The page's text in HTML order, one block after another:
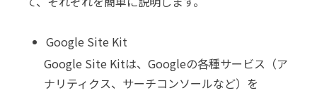
Google Site Kit
Google Site Kitは、Googleの各種サービス（ア
ナリティクス、サーチコンソールなど）を